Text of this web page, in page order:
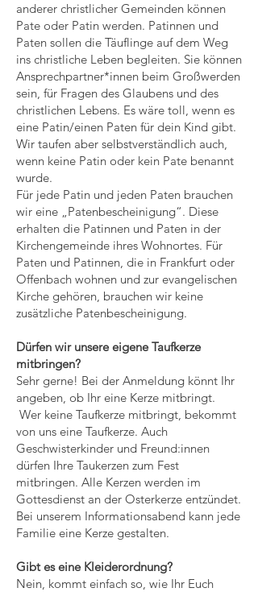
anderer christlicher Gemeinden können
Pate oder Patin werden. Patinnen und
Paten sollen die Täuflinge auf dem Weg
ins christliche Leben begleiten. Sie können
Ansprechpartner*innen beim Großwerden
sein, für Fragen des Glaubens und des
christlichen Lebens. Es wäre toll, wenn es
eine Patin/einen Paten für dein Kind gibt.
Wir taufen aber selbstverständlich auch,
wenn keine Patin oder kein Pate benannt
wurde.
Für jede Patin und jeden Paten brauchen
wir eine „Patenbescheinigung“. Diese
erhalten die Patinnen und Paten in der
Kirchengemeinde ihres Wohnortes. Für
Paten und Patinnen, die in Frankfurt oder
Offenbach wohnen und zur evangelischen
Kirche gehören, brauchen wir keine
zusätzliche Patenbescheinigung.
Dürfen wir unsere eigene Taufkerze
mitbringen?
Sehr gerne! Bei der Anmeldung könnt Ihr
angeben, ob Ihr eine Kerze mitbringt.
Wer keine Taufkerze mitbringt, bekommt
von uns eine Taufkerze. Auch
Geschwisterkinder und Freund:innen
dürfen Ihre Taukerzen zum Fest
mitbringen. Alle Kerzen werden im
Gottesdienst an der Osterkerze entzündet.
Bei unserem Informationsabend kann jede
Familie eine Kerze gestalten.
Gibt es eine Kleiderordnung?
Nein, kommt einfach so, wie Ihr Euch